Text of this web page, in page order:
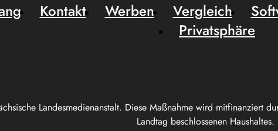
Landesmedienanstalt. Diese Maßnahme wird mitfinanziert
Landtag beschlossenen Haushaltes.
Kontakt Werben Vergleich
Privatsphäre